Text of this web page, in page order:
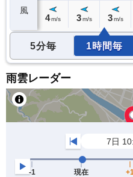
風
4 m/s 3 m/s 3 m/s
5分毎 1時間毎
雨雲レーダー